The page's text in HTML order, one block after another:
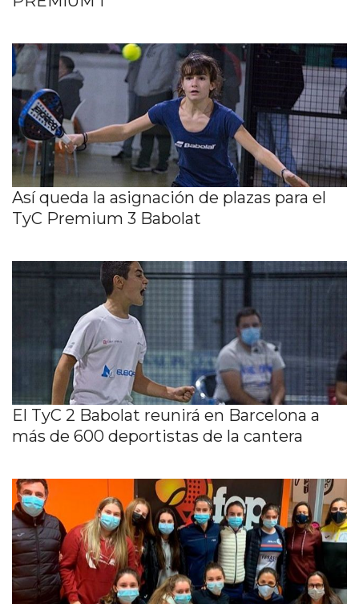
Así queda la asignación de plazas para el
TyC Premium 3 Babolat
El TyC 2 Babolat reunirá en Barcelona a
más de 600 deportistas de la cantera